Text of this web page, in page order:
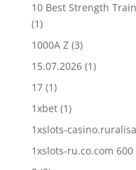
10 Best Strength
(1)
1000A Z(3)
15.07.2026(1)
17(1)
1xbet(1)
1xslots-
1xslots-ru.co.com 600